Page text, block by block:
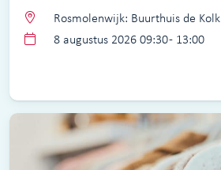
Rosmolenwijk: Buurthuis de Kolk
8 augustus 2026 09:30 - 13:00